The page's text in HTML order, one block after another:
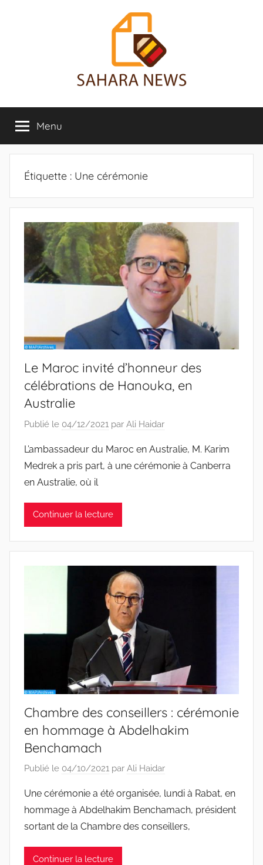
Sahara
News
sur
le
Sahara
révélée
Menu
Étiquette : Une cérémonie
Le Maroc invité d’honneur des
célébrations de Hanouka, en
Australie
Publié le 04/12/2021 par Ali Haidar
L’ambassadeur du Maroc en Australie, M. Karim
Medrek a pris part, à une cérémonie à Canberra
en Australie, où il
Continuer la lecture
Chambre des conseillers : cérémonie
en hommage à Abdelhakim
Benchamach
Publié le 04/10/2021 par Ali Haidar
Une cérémonie a été organisée, lundi à Rabat, en
hommage à Abdelhakim Benchamach, président
sortant de la Chambre des conseillers,
Continuer la lecture